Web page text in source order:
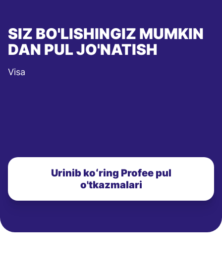
SIZ BO'LISHINGIZ MUMKIN
DAN PUL JO'NATISH
Visa
Urinib koʻring Profee pul
o'tkazmalari